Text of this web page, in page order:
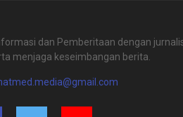
dan Pemberitaan dengan
menjaga keseimbangan berita.